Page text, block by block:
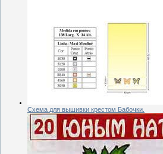
Схема для вышивки крестом Бабочки.